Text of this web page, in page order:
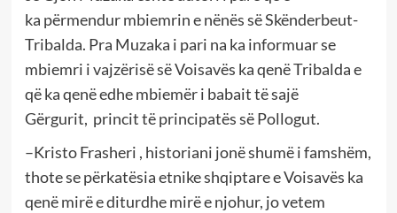
ka përmendur mbiemrine nënës së Skënderbeut-
Tribalda. Pra Muzaka i pari na ka informuar se
mbiemri i vajzërisë së Voisavës ka qenë Tribalda e
që ka qenë edhe mbiemër i babait të sajë
Gërgurit, princit të principatës së Pollogut.
–Kristo Frasheri , historiani jonë shumë i famshëm,
thote se përkatësia etnikeshqiptareeVoisavës ka
qenë mirëe diturdhe mirë e njohur, jo vetem